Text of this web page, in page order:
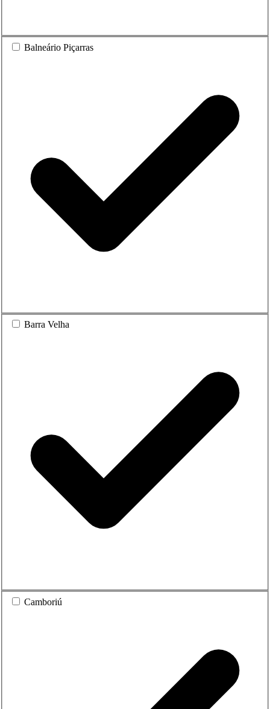
Balneário Piçarras
Barra Velha
Camboriú